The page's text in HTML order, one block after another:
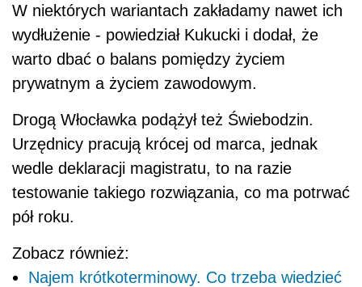
W niektórych wariantach zakładamy nawet ich
wydłużenie - powiedział Kukucki i dodał, że
warto dbać o balans pomiędzy życiem
prywatnym a życiem zawodowym.
Drogą Włocławka podążył też Świebodzin.
Urzędnicy pracują krócej od marca, jednak
wedle deklaracji magistratu, to na razie
testowanie takiego rozwiązania, co ma potrwać
pół roku.
Zobacz również:
Najem krótkoterminowy. Co trzeba wiedzieć